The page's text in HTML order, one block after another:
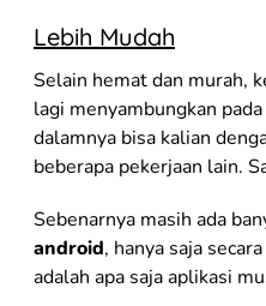
Lebih Mudah
Selain hemat dan murah,
lagi menyambungkan
dalamnya bisa kalian
beberapa pekerjaan lain.
Sebenarnya masih ada
android, hanya saja
adalah apa saja aplikasi